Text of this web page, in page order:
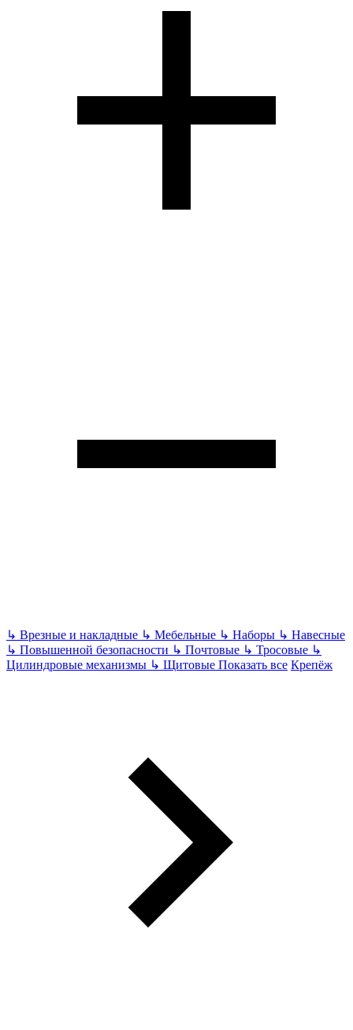
↳ Врезные и накладные ↳ Мебельные ↳ Наборы ↳ Навесные
↳ Повышенной безопасности ↳ Почтовые ↳ Тросовые ↳
Цилиндровые механизмы ↳ Щитовые Показать все Крепёж